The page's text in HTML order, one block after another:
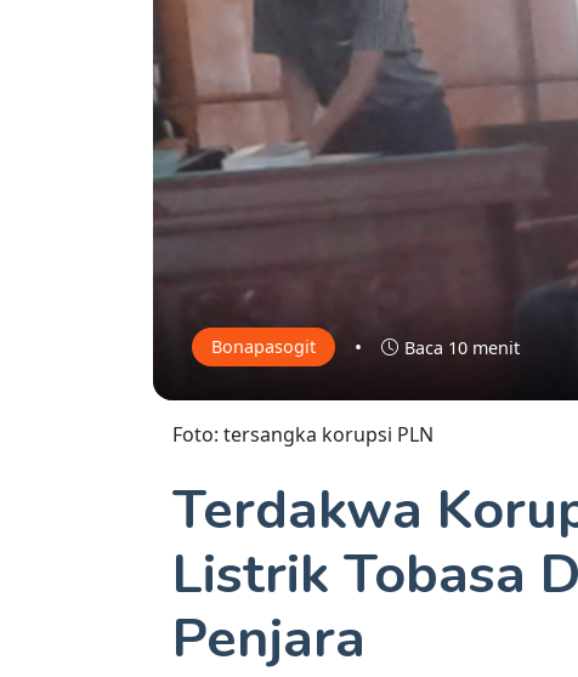
Bonapasogit • Baca 10 menit
Foto: tersangka korupsi PLN
Terdakwa
Listrik Tobasa
Penjara